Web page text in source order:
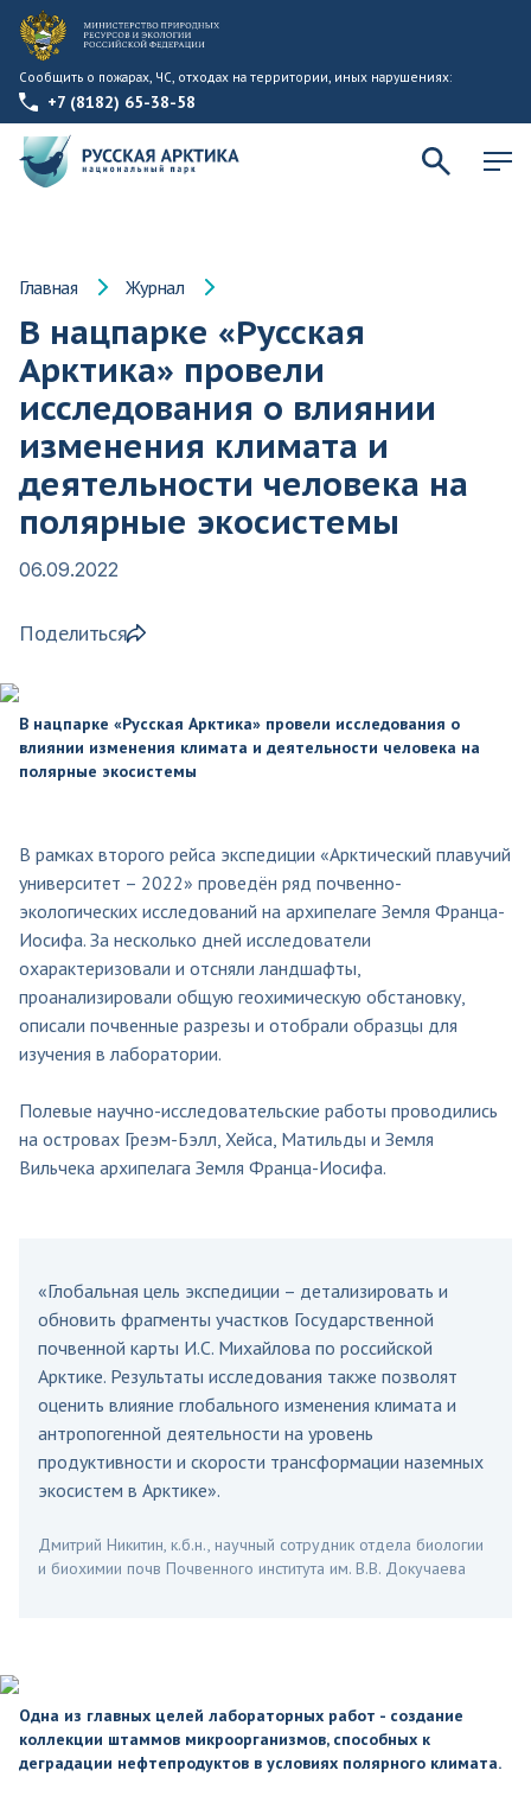
Сообщить о пожарах, ЧС, отходах на территории, иных нарушениях:
+7 (8182) 65-38-58
Главная Журнал
В нацпарке «Русская
Арктика» провели
исследования о влиянии
изменения климата и
деятельности человека на
полярные экосистемы
06.09.2022
Поделиться
В нацпарке «Русская Арктика» провели исследования о
влиянии изменения климата и деятельности человека на
полярные экосистемы
В рамках второго рейса экспедиции «Арктический плавучий
университет – 2022» проведён ряд почвенно-
экологических исследований на архипелаге Земля Франца-
Иосифа. За несколько дней исследователи
охарактеризовали и отсняли ландшафты,
проанализировали общую геохимическую обстановку,
описали почвенные разрезы и отобрали образцы для
изучения в лаборатории.
Полевые научно-исследовательские работы проводились
на островах Греэм-Бэлл, Хейса, Матильды и Земля
Вильчека архипелага Земля Франца-Иосифа.
«Глобальная цель экспедиции – детализировать и
обновить фрагменты участков Государственной
почвенной карты И.С. Михайлова по российской
Арктике. Результаты исследования также позволят
оценить влияние глобального изменения климата и
антропогенной деятельности на уровень
продуктивности и скорости трансформации наземных
экосистем в Арктике».
Дмитрий Никитин, к.б.н., научный сотрудник отдела биологии
и биохимии почв Почвенного института им. В.В. Докучаева
Одна из главных целей лабораторных работ - создание
коллекции штаммов микроорганизмов, способных к
деградации нефтепродуктов в условиях полярного климата.